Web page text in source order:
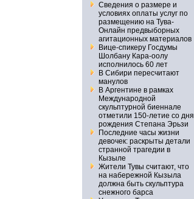
Сведения о размере и
условиях оплаты услуг по
размещению на Тува-
Онлайн предвыборных
агитационных материалов
Вице-спикеру Госдумы
Шолбану Кара-оолу
исполнилось 60 лет
В Сибири пересчитают
манулов
В Аргентине в рамках
Международной
скульптурной биеннале
отметили 150-летие со дня
рождения Степана Эрьзи
Последние часы жизни
девочек: раскрыты детали
странной трагедии в
Кызыле
Жители Тувы считают, что
на набережной Кызыла
должна быть скульптура
снежного барса